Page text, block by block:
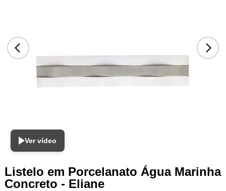
Ver vídeo
Listelo em Porcelanato Água Marinha
Concreto - Eliane